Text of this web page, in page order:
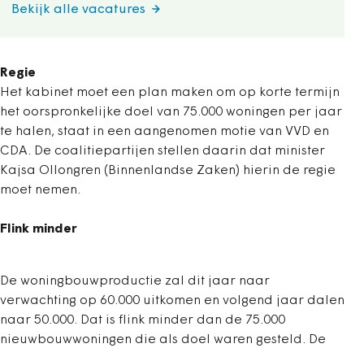
Bekijk alle vacatures
Regie
Het kabinet moet een plan maken om op korte termijn
het oorspronkelijke doel van 75.000 woningen per jaar
te halen, staat in een aangenomen motie van VVD en
CDA. De coalitiepartijen stellen daarin dat minister
Kajsa Ollongren (Binnenlandse Zaken) hierin de regie
moet nemen.
Flink minder
De woningbouwproductie zal dit jaar naar
verwachting op 60.000 uitkomen en volgend jaar dalen
naar 50.000. Dat is flink minder dan de 75.000
nieuwbouwwoningen die als doel waren gesteld. De